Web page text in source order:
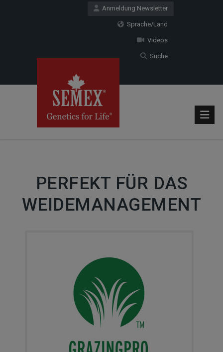
Anmeldung Newsletter
Sprache/Land
Videos
Suche
PERFEKT FÜR DAS
WEIDEMANAGEMENT